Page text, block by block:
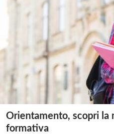
Orientamento, scopri la
formativa